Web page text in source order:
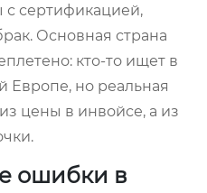
с сертификацией,
Основная страна
кто-то ищет в
Европе, но реальная
цены в инвойсе, а из
ошибки в